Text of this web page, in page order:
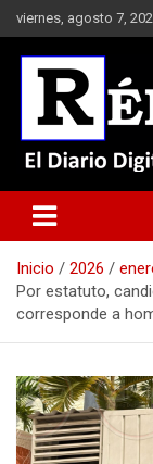
Saltar
al
contenido
viernes, agosto 7,
Réplica
Inicio 2026
Por estatuto,
corresponde a